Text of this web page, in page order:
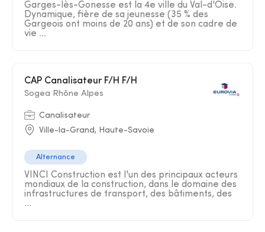
Garges-lès-Gonesse est la 4e ville du Val-d'Oise.
Dynamique, fière de sa jeunesse (35 % des
Gargeois ont moins de 20 ans) et de son cadre de
vie ...
CAP Canalisateur F/H F/H
Sogea Rhône Alpes
Canalisateur
Ville-la-Grand, Haute-Savoie
Alternance
VINCI Construction est l'un des principaux acteurs
mondiaux de la construction, dans le domaine des
infrastructures de transport, des bâtiments, des
...